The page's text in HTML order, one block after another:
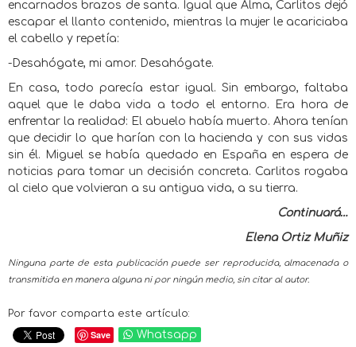
encarnados brazos de santa. Igual que Alma, Carlitos dejó
escapar el llanto contenido, mientras la mujer le acariciaba
el cabello y repetía:
-Desahógate, mi amor. Desahógate.
En casa, todo parecía estar igual. Sin embargo, faltaba
aquel que le daba vida a todo el entorno. Era hora de
enfrentar la realidad: El abuelo había muerto. Ahora tenían
que decidir lo que harían con la hacienda y con sus vidas
sin él. Miguel se había quedado en España en espera de
noticias para tomar un decisión concreta. Carlitos rogaba
al cielo que volvieran a su antigua vida, a su tierra.
Continuará…
Elena Ortiz Muñiz
Ninguna parte de esta publicación puede ser reproducida, almacenada o
transmitida en manera alguna ni por ningún medio, sin citar al autor.
Por favor comparta este artículo:
Save Whatsapp